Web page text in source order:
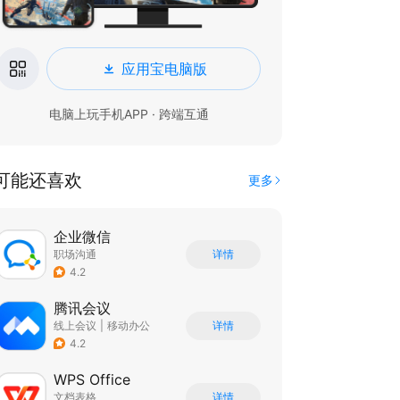
应用宝电脑版
电脑上玩手机APP · 跨端互通
能还喜欢 更多
企业微信
职场沟通
4.2
详情
腾讯会议
线上会议
移动办公
4.2
详情
WPS Office
文档表格 详情